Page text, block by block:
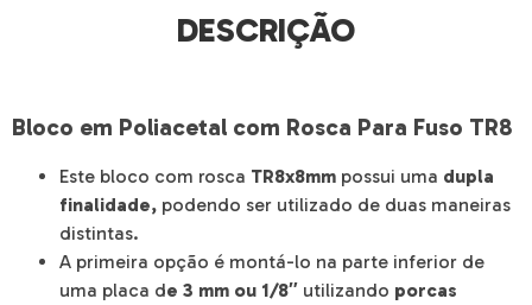
DESCRIÇÃO
Bloco em Poliacetal com Rosca Para Fuso TR8
Este bloco com rosca TR8x8mm possui uma dupla
finalidade, podendo ser utilizado de duas maneiras
distintas.
A primeira opção é montá-lo na parte inferior de
uma placa de 3 mm ou 1/8″ utilizando porcas